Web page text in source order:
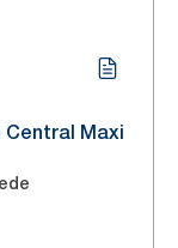
Central Maxi